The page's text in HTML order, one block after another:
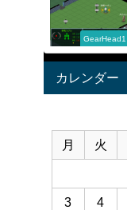
GearHead1
カレンダー
月 火
3 4